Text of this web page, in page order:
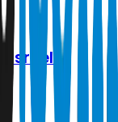
Israel